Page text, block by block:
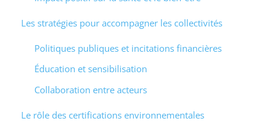
Les stratégies pour accompagner les collectivités
Politiques publiques et incitations financières
Éducation et sensibilisation
Collaboration entre acteurs
Le rôle des certifications environnementales